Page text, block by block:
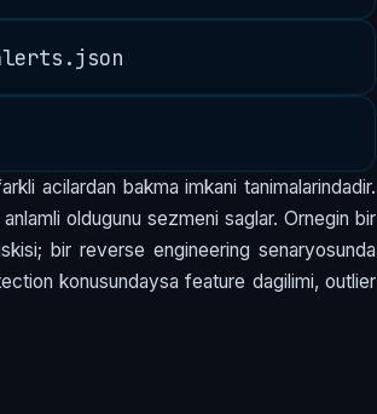
acilardan bakma imkani tanimalarindadir.
oldugunu sezmeni saglar. Ornegin bir
bir reverse engineering senaryosunda
konusundaysa feature dagilimi, outlier